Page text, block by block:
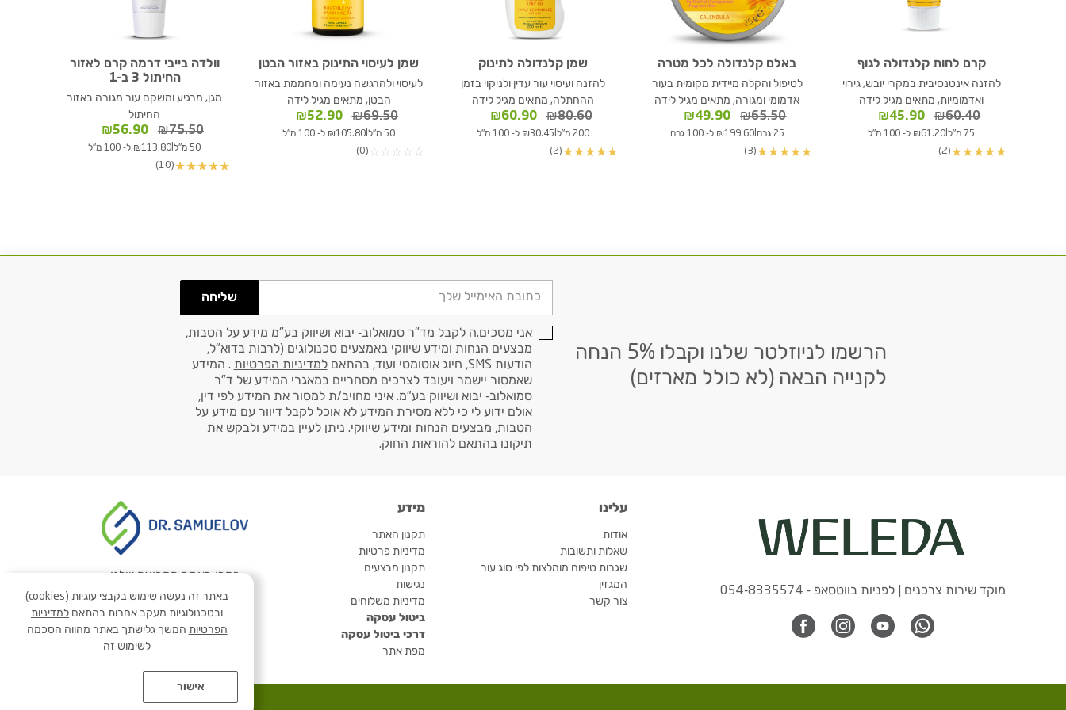
קרם לחות קלנדולה לגוף
להזנה אינטנסיבית במקרי יובש, גירוי
ואדמומיות, מתאים מגיל לידה
₪60.40
המחיר
המקורי
₪45.90
המחיר
הנוכחי
75 מ"ל | ₪61.20 ל- 100 מ"ל
★
★
★
★
★
(2)
באלם קלנדולה לכל מטרה
לטיפול והקלה מיידית מקומית בעור
אדמומי ומגורה, מתאים מגיל לידה
₪65.50
המחיר
המקורי
₪49.90
המחיר
הנוכחי
25 גרם |₪199.60 ל- 100 גרם
★
★
★
★
★
(3)
שמן קלנדולה לתינוק
להזנה ועיסוי עור עדין ולניקוי בזמן
ההחתלה, מתאים מגיל לידה
₪80.60
המחיר
המקורי
₪60.90
הנוכחי
200 מ"ל | ₪30.45 ל- 100 מ"ל
★
★
★
★
★
(2)
שמן לעיסוי התינוק באזור הבטן
לעיסוי ולהרגשה נעימה ומחממת באזור
הבטן, מתאים מגיל לידה
₪69.50
המחיר
המקורי
₪52.90
הנוכחי
50 מ"ל | ₪105.80 ל- 100 מ"ל
☆
☆
☆
☆
☆
(0)
וולדה בייבי דרמה קרם לאזור
החיתול 3 ב-1
מגן, מרגיע ומשקם עור מגורה באזור
החיתול
₪75.50
המחיר
המקורי
₪56.90
הנוכחי
50 מ"ל | ₪113.80 ל- 100 מ"ל
★
★
★
★
★
(10)
הרשמו לניוזלטר שלנו וקבלו 5% הנחה
לקנייה הבאה (לא כולל מארזים)
שליחה
אני מסכים.ה לקבל מד"ר סמואלוב- יבוא ושיווק בע"מ מידע על הטבות,
מבצעים הנחות ומידע שיווקי באמצעים טכנולוגים (לרבות בדוא"ל,
הודעות SMS, חיוג אוטומטי ועוד, בהתאם
למדיניות הפרטיות . המידע
שאמסור יישמר ויעובד לצרכים מסחריים במאגרי המידע של ד"ר
סמואלוב- יבוא ושיווק בע"מ. איני מחויב/ת למסור את המידע לפי דין,
אולם ידוע לי כי ללא מסירת המידע לא אוכל לקבל דיוור עם מידע על
הטבות, מבצעים הנחות ומידע שיווקי. ניתן לעיין במידע ולבקש את
תיקונו בהתאם להוראות החוק.
מוקד שירות צרכנים | לפניות בווטסאפ - 054-8335574
עלינו
אודות
שאלות ותשובות
שגרות טיפוח מומלצות לפי סוג עור
המגזין
צור קשר
מידע
תקנון האתר
מדיניות פרטיות
תקנון מבצעים
נגישות
מדיניות משלוחים
ביטול עסקה
דרכי ביטול עסקה
מפת אתר
בקרו באתר הקבוצה שלנו
Developed by Matat Technologies ltd
באתר זה נעשה שימוש בקבצי עוגיות (cookies)
ובטכנולוגיות מעקב אחרות בהתאם למדיניות
הפרטיות המשך גלישתך באתר מהווה הסכמה
לשימוש זה
אישור